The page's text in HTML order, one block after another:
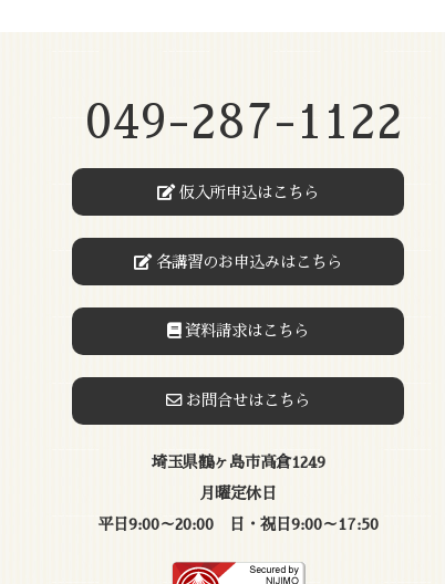
049-287-1122
仮入所申込はこちら
各講習のお申込みはこちら
資料請求はこちら
お問合せはこちら
埼玉県鶴ヶ島市高倉1249
月曜定休日
平日9:00～20:00 日・祝日9:00～17:50